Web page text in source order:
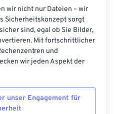
wir nicht nur Dateien – wir
Sicherheitskonzept sorgt
sind, egal ob Sie Bilder,
Mit fortschrittlicher
und
wir jeden Aspekt der
unser Engagement für